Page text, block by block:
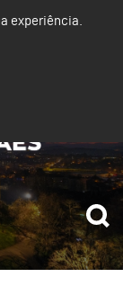
experiência.